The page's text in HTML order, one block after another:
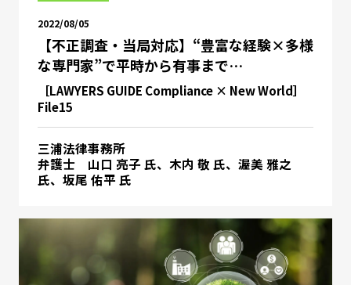
2022/08/05
【不正調査・当局対応】“豊富な経験×多様
な専門家”で平時から有事まで…
［LAWYERS GUIDE Compliance × New World］
File15
三浦法律事務所
弁護士 山口 亮子 氏、木内 敬 氏、渥美 雅之
氏、坂尾 佑平 氏